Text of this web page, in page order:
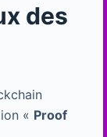
des
« Proof